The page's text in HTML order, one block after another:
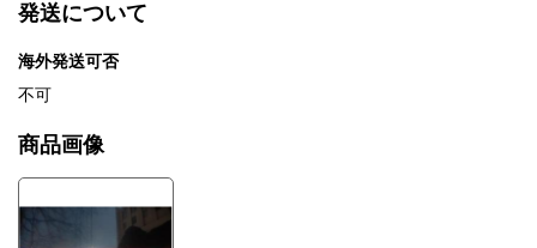
発送について
海外発送可否
不可
商品画像